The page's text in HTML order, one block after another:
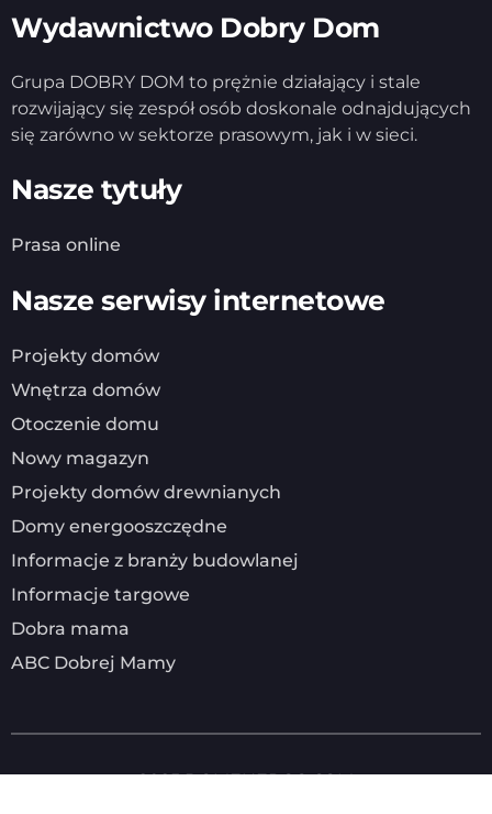
Wydawnictwo Dobry Dom
Grupa DOBRY DOM to prężnie działający i stale
rozwijający się zespół osób doskonale odnajdujących
się zarówno w sektorze prasowym, jak i w sieci.
Nasze tytuły
Prasa online
Nasze serwisy internetowe
Projekty domów
Wnętrza domów
Otoczenie domu
Nowy magazyn
Projekty domów drewnianych
Domy energooszczędne
Informacje z branży budowlanej
Informacje targowe
Dobra mama
ABC Dobrej Mamy
2025DOMENERGO.COM